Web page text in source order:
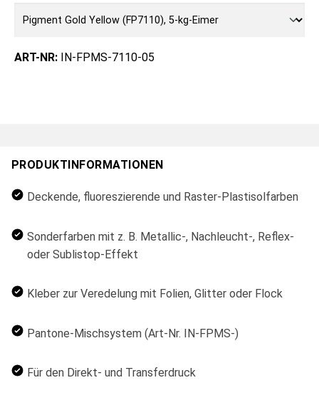
ART-NR: IN-FPMS-7110-05
PRODUKTINFORMATIONEN
Deckende, fluoreszierende und Raster-Plastisolfarben
Sonderfarben mit z. B. Metallic-, Nachleucht-, Reflex-
oder Sublistop-Effekt
Kleber zur Veredelung mit Folien, Glitter oder Flock
Pantone-Mischsystem (Art-Nr. IN-FPMS-)
Für den Direkt- und Transferdruck